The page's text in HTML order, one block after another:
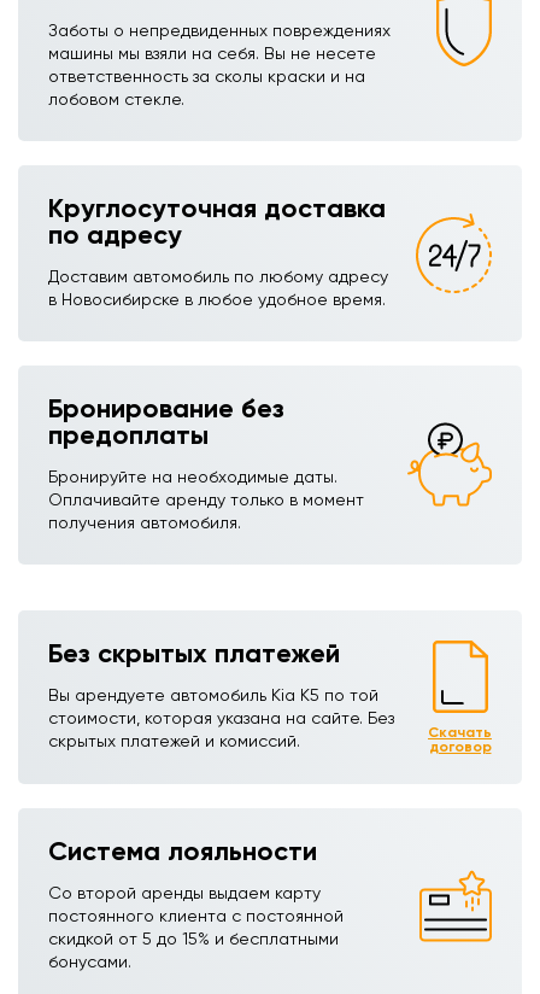
Заботы о непредвиденных повреждениях
машины мы взяли на себя. Вы не несете
ответственность за сколы краски и на
лобовом стекле.
Круглосуточная доставка
по адресу
Доставим автомобиль по любому адресу
в Новосибирске в любое удобное время.
Бронирование без
предоплаты
Бронируйте на необходимые даты.
Оплачивайте аренду только в момент
получения автомобиля.
Без скрытых платежей
Вы арендуете автомобиль Kia K5 по той
стоимости, которая указана на сайте. Без
скрытых платежей и комиссий.
Скачать
договор
Система лояльности
Со второй аренды выдаем карту
постоянного клиента с постоянной
скидкой от 5 до 15% и бесплатными
бонусами.